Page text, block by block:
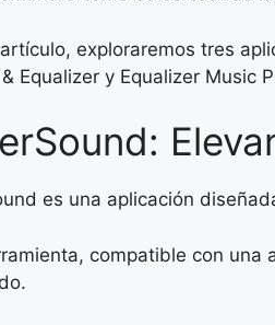
exploraremos tres
Equalizer y Equalizer Music
es una aplicación
compatible con